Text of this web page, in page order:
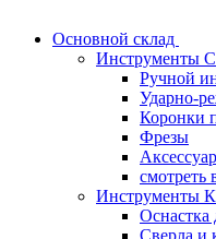
Основной склад
Инструменты
Ручной
Коронки
Фрезы
смотреть
Инструменты
Оснастка
Сверла и